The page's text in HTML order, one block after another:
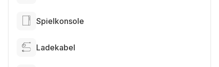
Spielkonsole
Ladekabel